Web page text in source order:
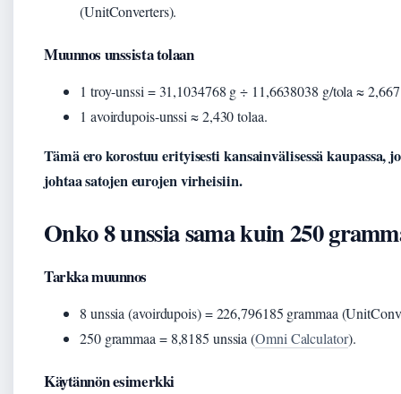
(UnitConverters).
Muunnos unssista tolaan
1 troy-unssi = 31,1034768 g ÷ 11,6638038 g/tola ≈
1 avoirdupois-unssi ≈ 2,430 tolaa.
Tämä ero korostuu erityisesti kansainvälisessä kaupassa,
johtaa satojen eurojen virheisiin.
Onko 8 unssia sama kuin 250
Tarkka muunnos
8 unssia (avoirdupois) = 226,796185 grammaa
250 grammaa = 8,8185 unssia (Omni Calculator).
Käytännön esimerkki